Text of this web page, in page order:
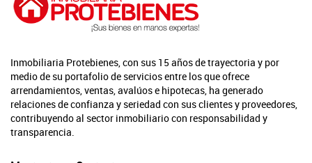
Inmobiliaria Protebienes, con sus 15 años de trayectoria y por
medio de su portafolio de servicios entre los que ofrece
arrendamientos, ventas, avalúos e hipotecas, ha generado
relaciones de confianza y seriedad con sus clientes y proveedores,
contribuyendo al sector inmobiliario con responsabilidad y
transparencia.